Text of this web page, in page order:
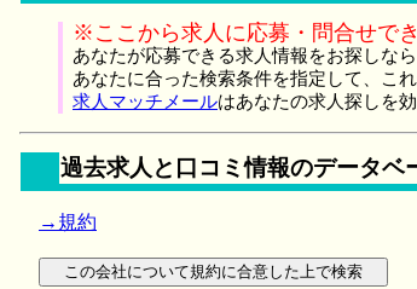
※ここから求人に応募・問合せで
あなたが応募できる求人情報をお探し
あなたに合った検索条件を指定して、こ
求人マッチメールはあなたの求人探しを効
過去求人と口コミ情報のデータベ
→規約